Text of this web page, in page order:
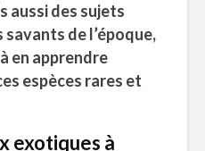
aussi des sujets
savants de l’époque,
en apprendre
espèces rares et
exotiques à